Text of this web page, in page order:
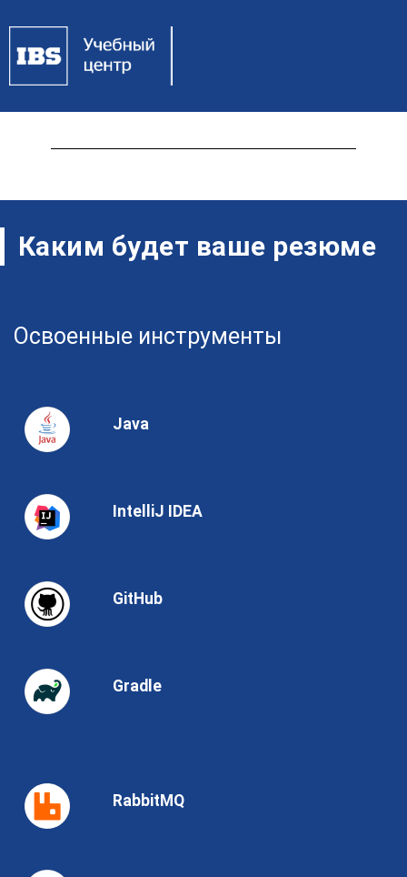
Кому подойдет программа
Каким будет ваше резюме
Освоенные инструменты
Java
IntelliJ IDEA
GitHub
Gradle
RabbitMQ